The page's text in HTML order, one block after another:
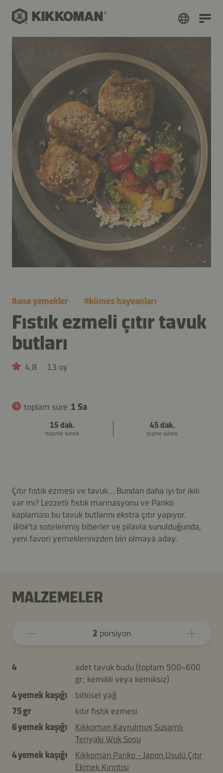
#ana yemekler #kümes hayvanları
Fıstık ezmeli çıtır tavuk
butları
4,8 13 oy
toplam süre 1 Sa
15 dak.
hazırlık süresi
45 dak.
pişme süresi
Çıtır fıstık ezmesi ve tavuk… Bundan daha iyi bir ikili
var mı? Lezzetli fıstık marinasyonu ve Panko
kaplaması bu tavuk butlarını ekstra çıtır yapıyor.
Wok’ta sotelenmiş biberler ve pilavla sunulduğunda,
yeni favori yemeklerinizden biri olmaya aday.
MALZEMELER
2 porsiyon
4
adet tavuk budu (toplam 500–600
gr; kemikli veya kemiksiz)
4 yemek kaşığı
bitkisel yağ
75 gr
kıtır fıstık ezmesi
6 yemek kaşığı
Kikkoman Kavrulmuş Susamlı
Teriyaki Wok Sosu
4 yemek kaşığı
Kikkoman Panko - Japon Usulü Çıtır
Ekmek Kırıntısı